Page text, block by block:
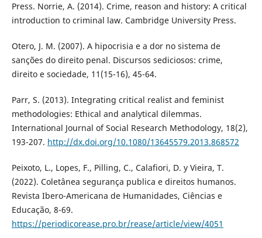
Press. Norrie, A. (2014). Crime, reason and history: A critical
introduction to criminal law. Cambridge University Press.
Otero, J. M. (2007). A hipocrisia e a dor no sistema de
sanções do direito penal. Discursos sediciosos: crime,
direito e sociedade, 11(15-16), 45-64.
Parr, S. (2013). Integrating critical realist and feminist
methodologies: Ethical and analytical dilemmas.
International Journal of Social Research Methodology, 18(2),
193-207. http://dx.doi.org/10.1080/13645579.2013.868572
Peixoto, L., Lopes, F., Pilling, C., Calafiori, D. y Vieira, T.
(2022). Coletânea segurança publica e direitos humanos.
Revista Ibero-Americana de Humanidades, Ciências e
Educação, 8-69.
https://periodicorease.pro.br/rease/article/view/4051